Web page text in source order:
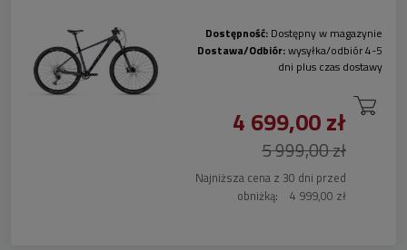
Dostępność: Dostępny w magazynie
Dostawa/Odbiór:wysyłka/odbiór 4-5
dni plus czas dostawy
4 699,00 zł
5 999,00 zł
Najniższa cena z 30 dni przed
obniżką:
4 999,00 zł